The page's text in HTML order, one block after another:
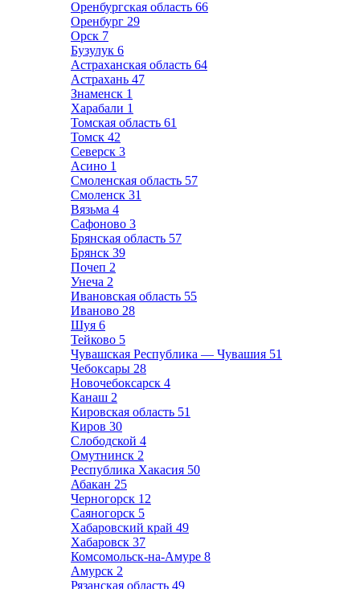
Оренбургская область 66
Оренбург 29
Орск 7
Бузулук 6
Астраханская область 64
Астрахань 47
Знаменск 1
Харабали 1
Томская область 61
Томск 42
Северск 3
Асино 1
Смоленская область 57
Смоленск 31
Вязьма 4
Сафоново 3
Брянская область 57
Брянск 39
Почеп 2
Унеча 2
Ивановская область 55
Иваново 28
Шуя 6
Тейково 5
Чувашская Республика — Чувашия 51
Чебоксары 28
Новочебоксарск 4
Канаш 2
Кировская область 51
Киров 30
Слободской 4
Омутнинск 2
Республика Хакасия 50
Абакан 25
Черногорск 12
Саяногорск 5
Хабаровский край 49
Хабаровск 37
Комсомольск-на-Амуре 8
Амурск 2
Рязанская область 49